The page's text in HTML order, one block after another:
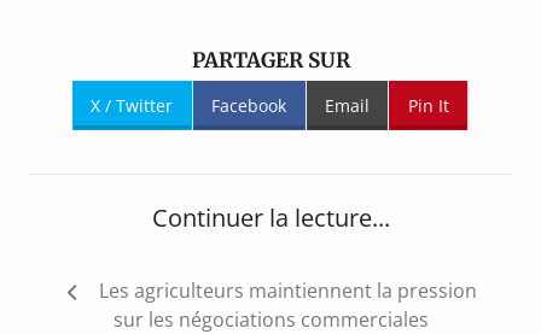
PARTAGER SUR
X / Twitter Facebook Email Pin It
Continuer la lecture...
Navigation
Les agriculteurs maintiennent la pression
sur les négociations commerciales